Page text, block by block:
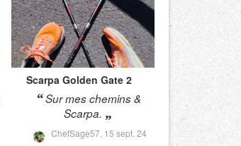
Scarpa Golden Gate 2
Sur mes chemins &
Scarpa.
ChefSage57, 15 sept. 24